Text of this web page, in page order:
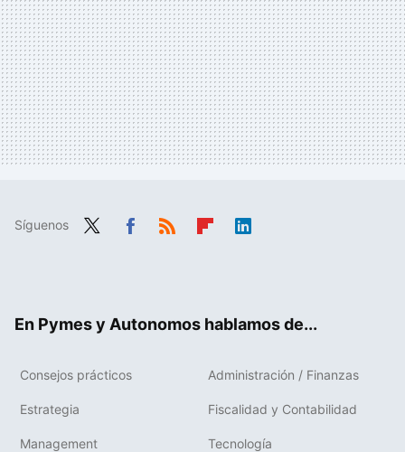
Síguenos
En Pymes y Autonomos hablamos de...
Consejos prácticos Administración / Finanzas
Estrategia Fiscalidad y Contabilidad
Management Tecnología